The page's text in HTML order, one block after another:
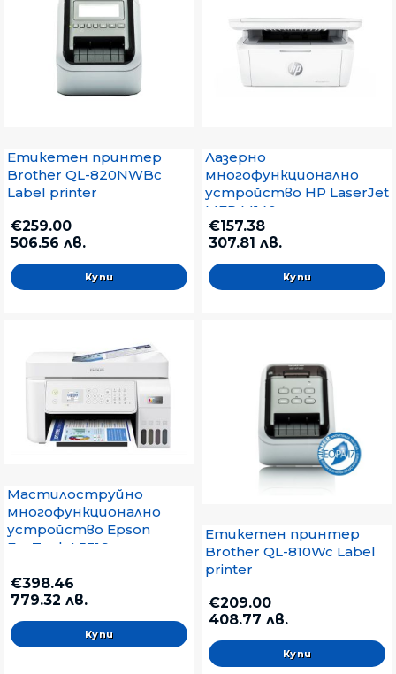
Етикетен принтер
Brother QL-820NWBc
Label printer
€259.00
506.56 лв.
Лазерно
многофункционално
устройство HP LaserJet
MFP M140w
€157.38
307.81 лв.
Мастилоструйно
многофункционално
устройство Epson
EcoTank L5316
€398.46
779.32 лв.
Етикетен принтер
Brother QL-810Wc Label
printer
€209.00
408.77 лв.